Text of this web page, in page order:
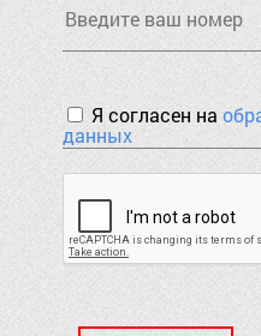
Я согласен на
данных